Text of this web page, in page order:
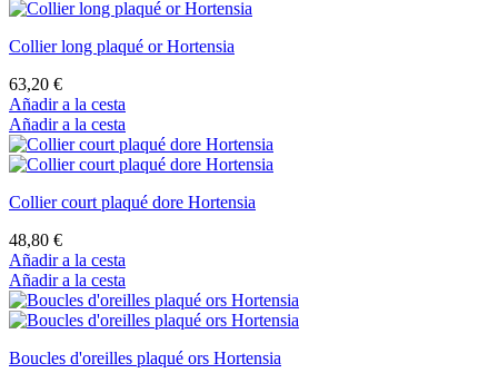
Collier long plaqué or Hortensia
63,20 €
Añadir a la cesta
Añadir a la cesta
Collier court plaqué dore Hortensia
48,80 €
Añadir a la cesta
Añadir a la cesta
Boucles d'oreilles plaqué ors Hortensia